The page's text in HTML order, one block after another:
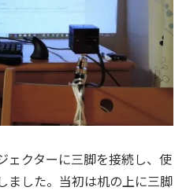
ェクターに三脚を接続し、使
ました。当初は机の上に三脚